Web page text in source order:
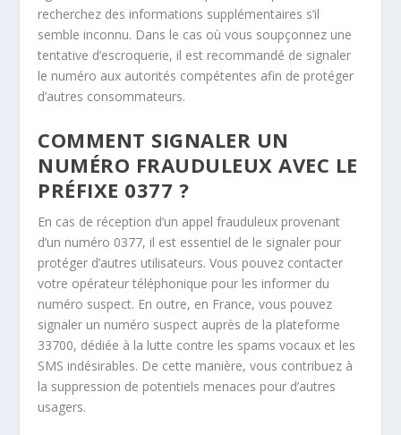
recherchez des informations supplémentaires s’il
semble inconnu. Dans le cas où vous soupçonnez une
tentative d’escroquerie, il est recommandé de signaler
le numéro aux autorités compétentes afin de protéger
d’autres consommateurs.
COMMENT SIGNALER UN
NUMÉRO FRAUDULEUX AVEC LE
PRÉFIXE 0377 ?
En cas de réception d’un appel frauduleux provenant
d’un numéro 0377, il est essentiel de le signaler pour
protéger d’autres utilisateurs. Vous pouvez contacter
votre opérateur téléphonique pour les informer du
numéro suspect. En outre, en France, vous pouvez
signaler un numéro suspect auprès de la plateforme
33700, dédiée à la lutte contre les spams vocaux et les
SMS indésirables. De cette manière, vous contribuez à
la suppression de potentiels menaces pour d’autres
usagers.